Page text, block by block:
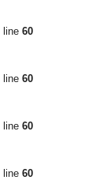
line 60
line 60
line 60
line 60